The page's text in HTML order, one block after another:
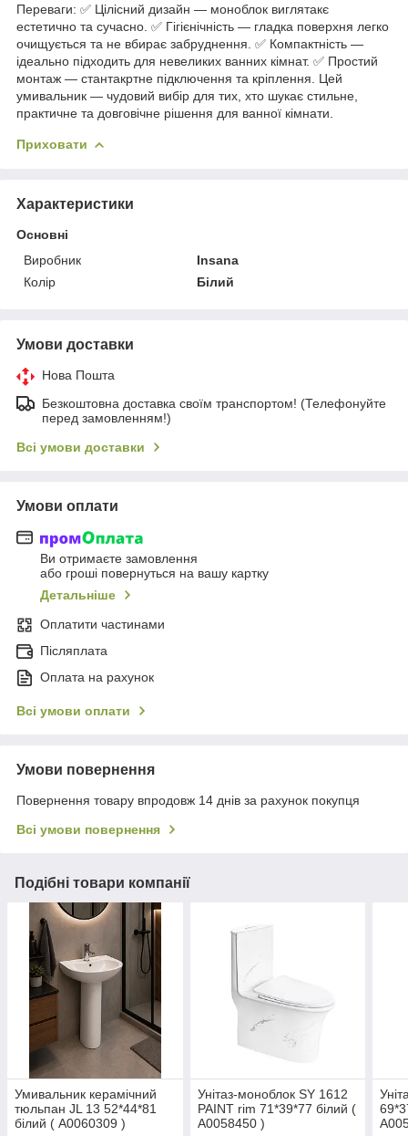
Переваги: ✅ Цілісний дизайн — моноблок виглятакє
естетично та сучасно. ✅ Гігієнічність — гладка поверхня легко
очищується та не вбирає забруднення. ✅ Компактність —
ідеально підходить для невеликих ванних кімнат. ✅ Простий
монтаж — стантакртне підключення та кріплення. Цей
умивальник — чудовий вибір для тих, хто шукає стильне,
практичне та довговічне рішення для ванної кімнати.
Приховати
Характеристики
Основні
Виробник
Insana
Колір
Білий
Умови доставки
Нова Пошта
Безкоштовна доставка своїм транспортом! (Телефонуйте
перед замовленням!)
Всі умови доставки
Умови оплати
Ви отримаєте замовлення
або гроші повернуться на вашу картку
Детальніше
Оплатити частинами
Післяплата
Оплата на рахунок
Всі умови оплати
Умови повернення
Повернення товару впродовж 14 днів за рахунок покупця
Всі умови повернення
Подібні товари компанії
Умивальник керамічний
тюльпан JL 13 52*44*81
білий ( А0060309 )
Унітаз-моноблок SY 1612
PAINT rim 71*39*77 білий (
А0058450 )